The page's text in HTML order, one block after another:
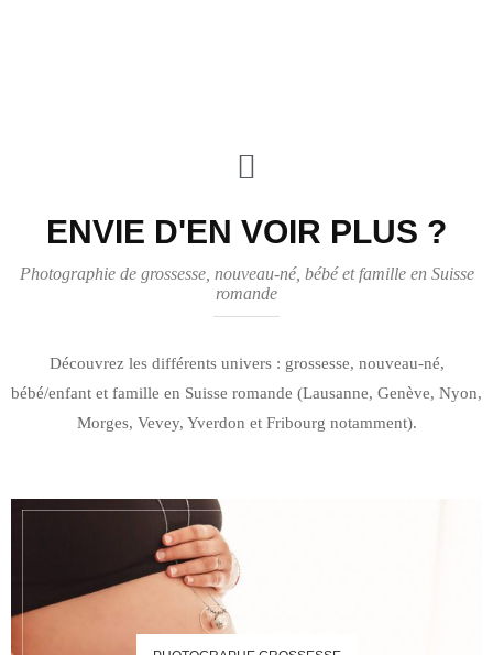
ENVIE D'EN VOIR PLUS ?
Photographie de grossesse, nouveau-né, bébé et famille en Suisse
romande
Découvrez les différents univers : grossesse, nouveau-né,
bébé/enfant et famille en Suisse romande (Lausanne, Genève, Nyon,
Morges, Vevey, Yverdon et Fribourg notamment).